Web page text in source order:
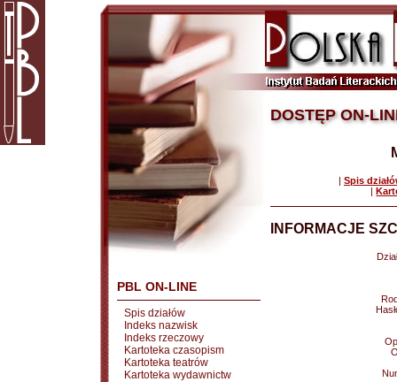
PBL ON-LINE
Spis działów
Indeks nazwisk
Indeks rzeczowy
Kartoteka czasopism
Kartoteka teatrów
Kartoteka wydawnictw
DOSTĘP ON-
| Spis
|
INFORMACJE